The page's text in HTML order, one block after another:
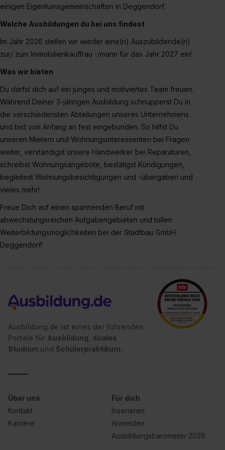
zur Übermittlung deiner Daten in die USA (Art. 49 Abs. 1
S. 1 lit. a) DS-GVO). Die USA verfügen über kein
II). Du kannst die von dir erteilte Einwilligung jederzeit mit
Wirkung für die Zukunft ganz oder teilweise über unsere
Datenschutzerklärung unter dem Punkt „Datenschutz-
einzelnen Cookies findest du durch Klick auf „Details
zeigen“. Weitere Informationen:Datenschutzerklärung
Impressum.
einigen Eigentumsgemeinschaften in Deggendorf.
Welche Ausbildungen du bei uns findest
Im Jahr 2026 stellen wir wieder eine(n) Auszubildende(n)
zur/ zum Immobilienkauffrau -/mann für das Jahr 2027 ein!
Was wir bieten
Du darfst dich auf ein junges und motiviertes Team freuen.
Während Deiner 3-jährigen Ausbildung schnupperst Du in
die verschiedensten Abteilungen unseres Unternehmens
und bist von Anfang an fest eingebunden. So hilfst Du
unseren Mietern und Wohnungsinteressenten bei Fragen
weiter, verständigst unsere Handwerker bei Reparaturen,
schreibst Wohnungsangebote, bestätigst Kündigungen,
begleitest Wohnungsbesichtigungen und -übergaben und
vieles mehr!
Freue Dich auf einen spannenden Beruf mit
abwechslungsreichen Aufgabengebieten und tollen
Weiterbildungsmöglichkeiten bei der Stadtbau GmbH
Deggendorf!
Ausbildung.de ist eines der führenden
Portale für Ausbildung, duales
Studium und Schülerpraktikum.
Über uns
Kontakt
Karriere
Für dich
Inserieren
Anmelden
Ausbildungsbarometer 2026